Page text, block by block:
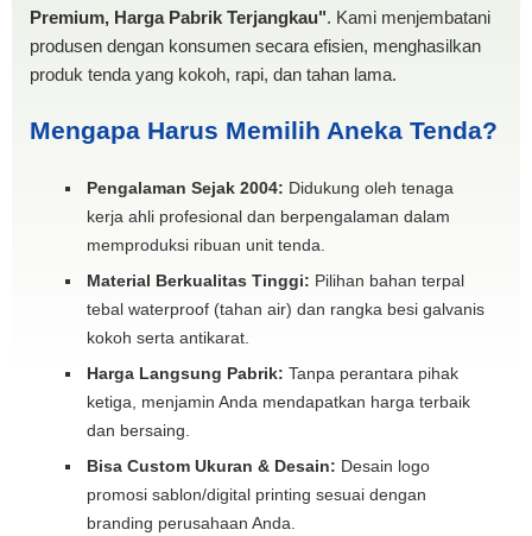
Premium, Harga Pabrik Terjangkau". Kami menjembatani
produsen dengan konsumen secara efisien, menghasilkan
produk tenda yang kokoh, rapi, dan tahan lama.
Mengapa Harus Memilih Aneka Tenda?
Pengalaman Sejak 2004: Didukung oleh tenaga
kerja ahli profesional dan berpengalaman dalam
memproduksi ribuan unit tenda.
Material Berkualitas Tinggi: Pilihan bahan terpal
tebal waterproof (tahan air) dan rangka besi galvanis
kokoh serta antikarat.
Harga Langsung Pabrik: Tanpa perantara pihak
ketiga, menjamin Anda mendapatkan harga terbaik
dan bersaing.
Bisa Custom Ukuran & Desain: Desain logo
promosi sablon/digital printing sesuai dengan
branding perusahaan Anda.